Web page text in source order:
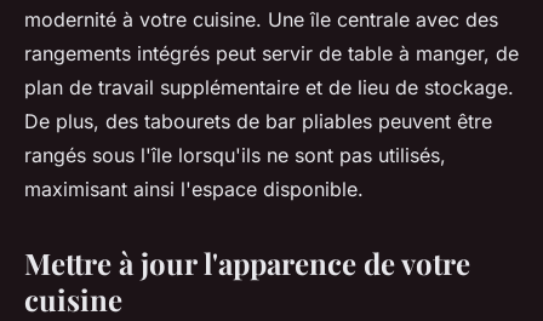
modernité à votre cuisine. Une île centrale avec des
rangements intégrés peut servir de table à manger, de
plan de travail supplémentaire et de lieu de stockage.
De plus, des tabourets de bar pliables peuvent être
rangés sous l'île lorsqu'ils ne sont pas utilisés,
maximisant ainsi l'espace disponible.
Mettre à jour l'apparence de votre
cuisine